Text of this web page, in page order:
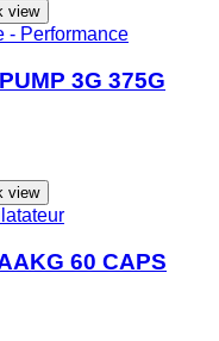
view
- Performance
3G 375G
view
60 CAPS